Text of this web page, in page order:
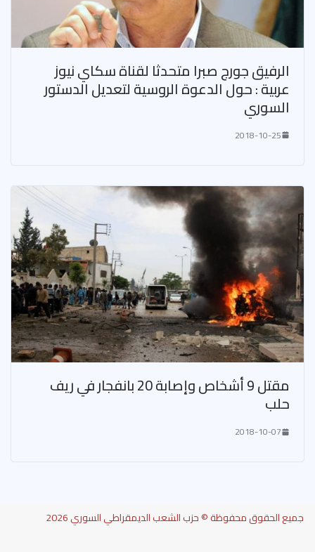
الرفيق جورج صبرا متحدثا لقناة سكاي نيوز
عربية : حول الدعوة الروسية لتعديل الدستور
السوري
2018-10-25
مقتل 9 أشخاص وإصابة 20 بانفجار في ريف
حلب
2018-10-07
جميع الحقوق محفوظة © حزب الشعب الديمقراطي السوري 2026